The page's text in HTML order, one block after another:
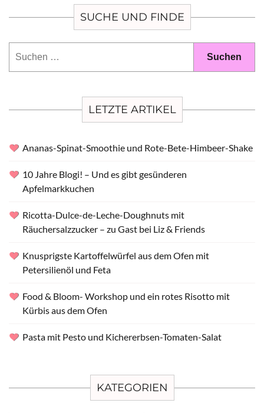
SUCHE UND FINDE
LETZTE ARTIKEL
Ananas-Spinat-Smoothie und Rote-Bete-Himbeer-Shake
10 Jahre Blogi! – Und es gibt gesünderen
Apfelmarkkuchen
Ricotta-Dulce-de-Leche-Doughnuts mit
Räuchersalzzucker – zu Gast bei Liz & Friends
Knusprigste Kartoffelwürfel aus dem Ofen mit
Petersilienöl und Feta
Food & Bloom- Workshop und ein rotes Risotto mit
Kürbis aus dem Ofen
Pasta mit Pesto und Kichererbsen-Tomaten-Salat
KATEGORIEN